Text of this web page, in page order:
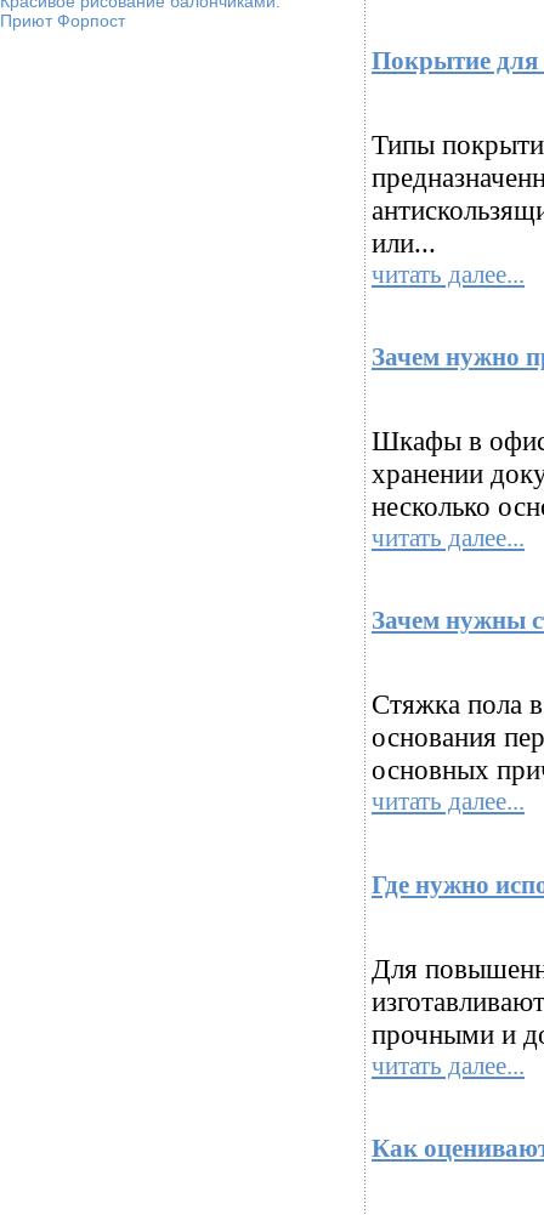
Приют Форпост
Покрытие для
Типы
или...
читать далее...
Зачем нужно
Шкафы в
хранении
несколько
читать далее...
Зачем нужны
Стяжка пола
основания
основных
читать далее...
Где нужно
Для
прочными и
читать далее...
Как